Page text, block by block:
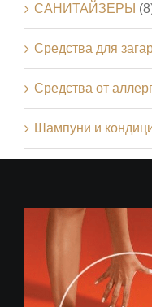
САНИТАЙЗЕРЫ
Средства для
Средства от
Шампуни и